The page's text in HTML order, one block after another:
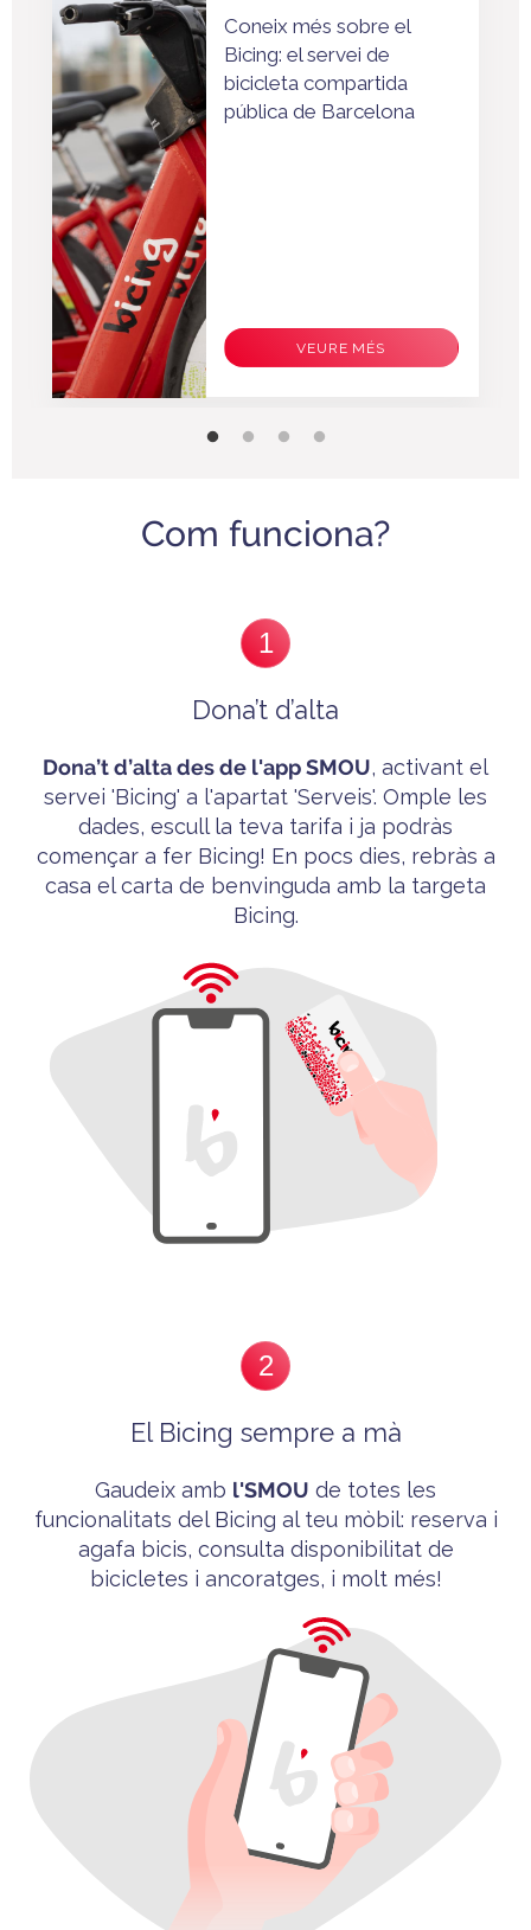
Coneix més sobre el
Bicing: el servei de
bicicleta compartida
pública de Barcelona
VEURE MÉS
Com funciona?
1
Dona’t d’alta
Dona’td’alta des de l'app SMOU, activant el
servei 'Bicing' a l'apartat 'Serveis'. Omple les
dades, escull la teva tarifa i ja podràs
començar a fer Bicing! En pocs dies, rebràs a
casa el carta de benvinguda amb la targeta
Bicing.
2
El Bicing sempre a mà
Gaudeix amb l'SMOU de totes les
funcionalitats del Bicing al teu mòbil: reserva i
agafa bicis, consulta disponibilitat de
bicicletes i ancoratges, i molt més!